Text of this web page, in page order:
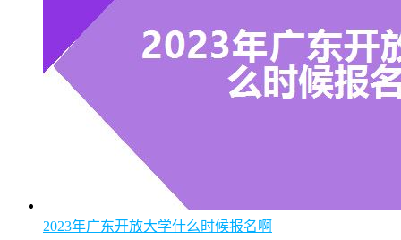
2023年广东开放大学什么时候报名啊